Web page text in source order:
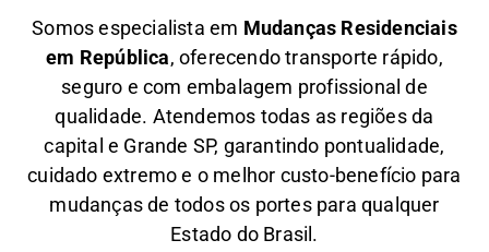
Somos especialista em Mudanças Residenciais
em República, oferecendo transporte rápido,
seguro e com embalagem profissional de
qualidade. Atendemos todas as regiões da
capital e Grande SP, garantindo pontualidade,
cuidado extremo e o melhor custo-benefício para
mudanças de todos os portes para qualquer
Estado do Brasil.